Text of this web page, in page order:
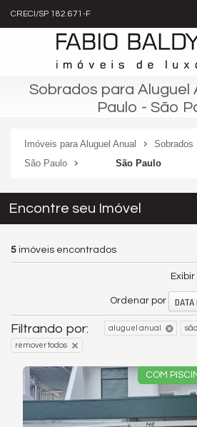
CRECI/SP 182.671-F
Sobrados para Aluguel
Paulo - São
Imóveis para Aluguel Anual
Sobrados
São Paulo
São Paulo
Encontre seu Imóvel
5 imóveis encontrados
Exibir
Ordenar por
Filtrando por: aluguel anual
remover todos
COM